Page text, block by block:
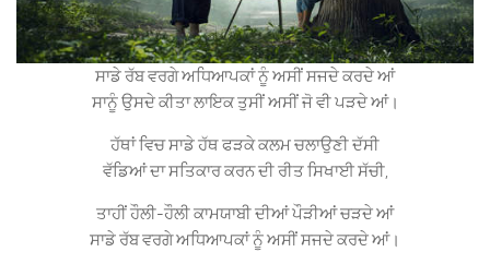
ਸਾਡੇ ਰੱਬ ਵਰਗੇ ਅਧਿਆਪਕਾਂ ਨੂੰ ਅਸੀਂ ਸਜਦੇ ਕਰਦੇ ਆਂ
ਸਾਨੂੰ ਉਸਦੇ ਕੀਤਾ ਲਾਇਕ ਤੁਸੀਂ ਅਸੀਂ ਜੋ ਵੀ ਪੜਦੇ ਆਂ।
ਹੱਥਾਂ ਵਿਚ ਸਾਡੇ ਹੱਥ ਫੜਕੇ ਕਲਮ ਚਲਾਉਣੀ ਦੱਸੀ
ਵੱਡਿਆਂ ਦਾ ਸਤਿਕਾਰ ਕਰਨ ਦੀ ਰੀਤ ਸਿਖਾਈ ਸੱਚੀ,
ਤਾਹੀਂ ਹੌਲੀ-ਹੌਲੀ ਕਾਮਯਾਬੀ ਦੀਆਂ ਪੌੜੀਆਂ ਚੜਦੇ ਆਂ
ਸਾਡੇ ਰੱਬ ਵਰਗੇ ਅਧਿਆਪਕਾਂ ਨੂੰ ਅਸੀਂ ਸਜਦੇ ਕਰਦੇ ਆਂ।